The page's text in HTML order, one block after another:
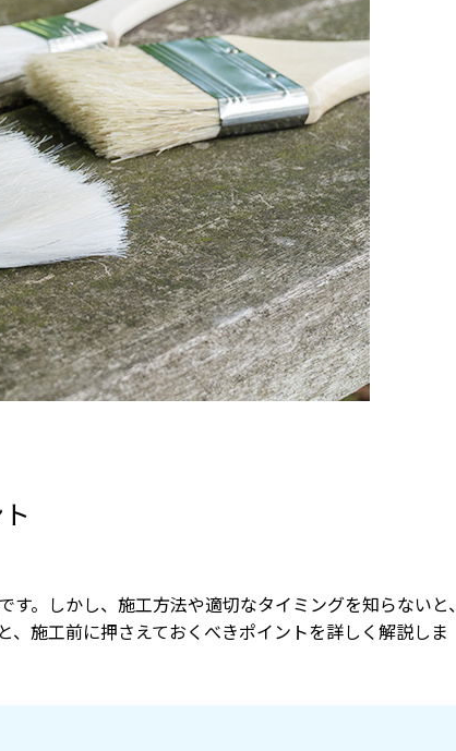
。しかし、施工方法や適切なタイミングを知らないと、
施工前に押さえておくべきポイントを詳しく解説しま